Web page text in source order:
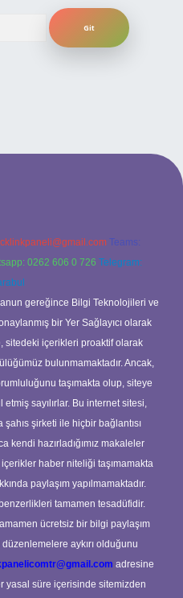
Teams:
0262 606 0 726 Telegram:
gereğince Bilgi Teknolojileri ve
bir Yer Sağlayıcı olarak
sitedeki içerikleri proaktif olarak
bulunmamaktadır. Ancak,
taşımakta olup, siteye
sayılırlar. Bu internet sitesi,
şirketi ile hiçbir bağlantısı
kendi hazırladığımız makaleler
haber niteliği taşımamakta
paylaşım yapılmamaktadır.
tamamen tesadüfidir.
ücretsiz bir bilgi paylaşım
aykırı olduğunu
adresine
yasal süre içerisinde sitemizden